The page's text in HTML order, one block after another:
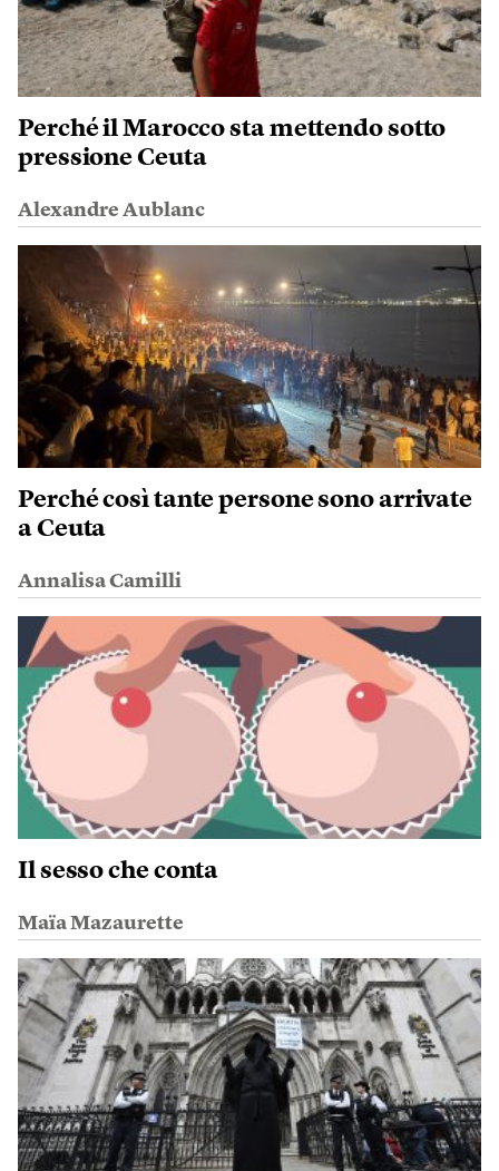
Perché il Marocco sta mettendo sotto
pressione Ceuta
Alexandre Aublanc
Perché così tante persone sono arrivate
a Ceuta
Annalisa Camilli
Il sesso che conta
Maïa Mazaurette